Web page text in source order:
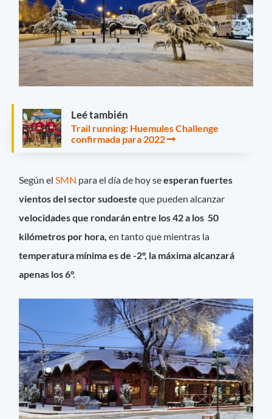
Leé también
Trail running: Huemules Challenge
confirmada para 2022
Según elSMN para el día de hoy seesperan fuertes
vientos del sector sudoeste que pueden alcanzar
velocidades que rondarán entre los 42 a los 50
kilómetros por hora, en tanto que mientras la
temperatura mínima es de -2º, la máxima alcanzará
apenas los 6°.